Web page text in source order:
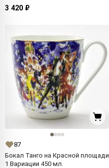
3 420 ₽
87
Бокал Танго на Красной площади
1 Вариации 450 мл.